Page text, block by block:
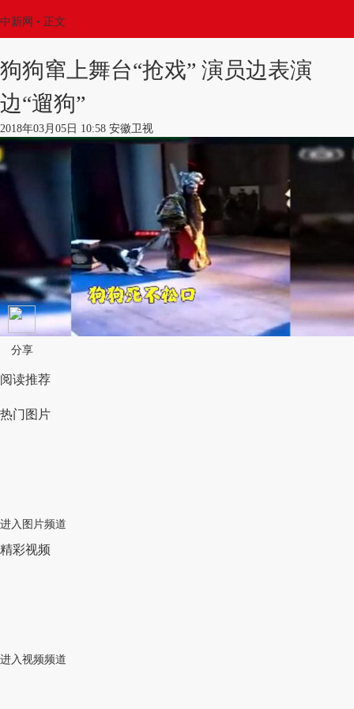
中新网 • 正文
狗狗窜上舞台“抢戏” 演员边表演
边“遛狗”
2018年03月05日 10:58 安徽卫视
分享
阅读推荐
热门图片
进入图片频道
精彩视频
进入视频频道